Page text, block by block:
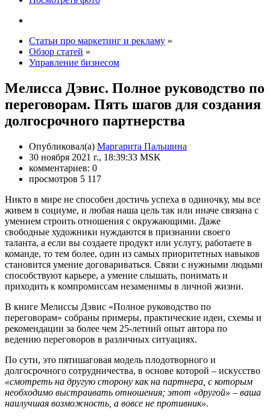
Статьи про маркетинг и рекламу »
Обзор статей »
Управление бизнесом
Мелисса Дэвис. Полное руководство по
переговорам. Пять шагов для создания
долгосрочного партнерства
Опубликовал(а) Маргарита Пальшина
30 ноября 2021 г., 18:39:33 MSK
комментариев: 0
просмотров 5 117
Никто в мире не способен достичь успеха в одиночку, мы все
живем в социуме, и любая наша цель так или иначе связана с
умением строить отношения с окружающими. Даже
свободные художники нуждаются в признании своего
таланта, а если вы создаете продукт или услугу, работаете в
команде, то тем более, один из самых приоритетных навыков
становится умение договариваться. Связи с нужными людьми
способствуют карьере, а умение слышать, понимать и
приходить к компромиссам незаменимы в личной жизни.
В книге Мелиссы Дэвис «Полное руководство по
переговорам» собраны примеры, практические идеи, схемы и
рекомендации за более чем 25-летний опыт автора по
ведению переговоров в различных ситуациях.
По сути, это пятишаговая модель плодотворного и
долгосрочного сотрудничества, в основе которой – искусство
«смотреть на другую сторону как на партнера, с которым
необходимо выстраивать отношения; этот «другой» – ваша
наилучшая возможность, а вовсе не противник».